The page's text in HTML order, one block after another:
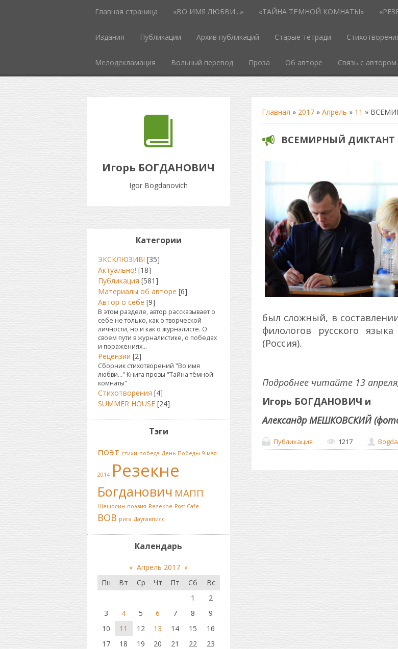
Главная страница «ВО ИМЯ ЛЮБВИ...» «ТАЙНА ТЁМНОЙ КОМНАТЫ»
Издания Публикации Архив публикаций Старые тетради
Мелодекламация Вольный перевод Проза Об авторе Связь с автором
Игорь БОГДАНОВИЧ
Igor Bogdanovich
Главная » 2017 » Апрель » 11 »
ВСЕМИРНЫЙ ДИКТАНТ
был сложный, в
филологов русского
(Россия).
Подробнее читайте 13
Игорь БОГДАНОВИЧ и
Александр МЕШКОВСКИЙ
Публикация 1217
Категории
ЭКСКЛЮЗИВ! [35]
Актуально! [18]
Публикация [581]
Материалы об авторе [6]
Автор о себе [9]
В этом разделе, автор рассказывает о
себе не только, как о творческой
личности, но и как о журналисте. О
своем пути в журналистике, о победах
и поражениях...
Рецензии [2]
Сборник стихотворений "Во имя
любви..." Книга прозы "Тайна тёмной
комнаты"
Стихотворения [4]
SUMMER HOUSE [24]
Тэги
поэт стихи победа День Победы 9 мая
2014 Резекне
Богданович МАПП
Шешолин поэзия Rezekne Post Cafe
ВОВ рига Даугавпилс
Календарь
« Апрель 2017 »
Пн
Вт Ср Чт Пт Сб
Вс
1
2
3
4 5 6 7 8
9
10
11 12 13 14 15
16
17
18 19 20 21 22
23